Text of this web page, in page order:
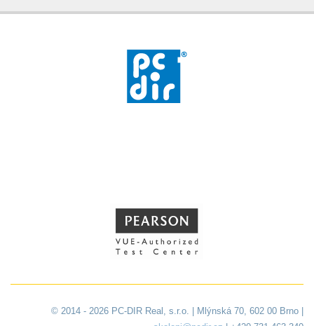
© 2014 - 2026 PC-DIR Real, s.r.o. | Mlýnská 70, 602 00 Brno |